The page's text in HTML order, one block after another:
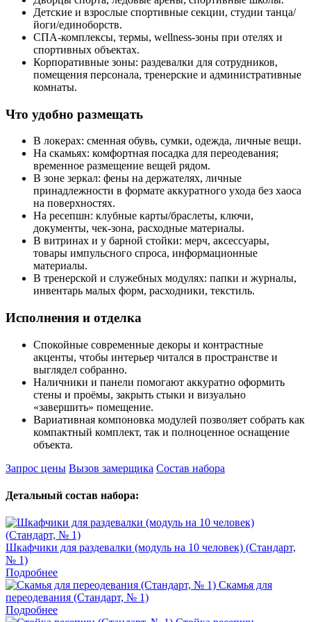
Детские и взрослые спортивные секции, студии танца/
йоги/единоборств.
СПА-комплексы, термы, wellness-зоны при отелях и
спортивных объектах.
Корпоративные зоны: раздевалки для сотрудников,
помещения персонала, тренерские и административные
комнаты.
Что удобно размещать
В локерах: сменная обувь, сумки, одежда, личные вещи.
На скамьях: комфортная посадка для переодевания;
временное размещение вещей рядом.
В зоне зеркал: фены на держателях, личные
принадлежности в формате аккуратного ухода без хаоса
на поверхностях.
На ресепшн: клубные карты/браслеты, ключи,
документы, чек-зона, расходные материалы.
В витринах и у барной стойки: мерч, аксессуары,
товары импульсного спроса, информационные
материалы.
В тренерской и служебных модулях: папки и журналы,
инвентарь малых форм, расходники, текстиль.
Исполнения и отделка
Спокойные современные декоры и контрастные
акценты, чтобы интерьер читался в пространстве и
выглядел собранно.
Наличники и панели помогают аккуратно оформить
стены и проёмы, закрыть стыки и визуально
«завершить» помещение.
Вариативная компоновка модулей позволяет собрать как
компактный комплект, так и полноценное оснащение
объекта.
Запрос цены Вызов замерщика Состав набора
Детальный состав набора:
Шкафчики для раздевалки (модуль на 10 человек) (Стандарт,
№ 1)
Подробнее
Скамья для
переодевания (Стандарт, № 1)
Подробнее